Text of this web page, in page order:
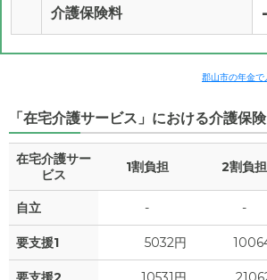
介護保険料 -
郡山市の年金
「在宅介護サービス」における介護保
在宅介護サー
ビス
1割負担 2割負担
自立 - -
要支援1 5032円